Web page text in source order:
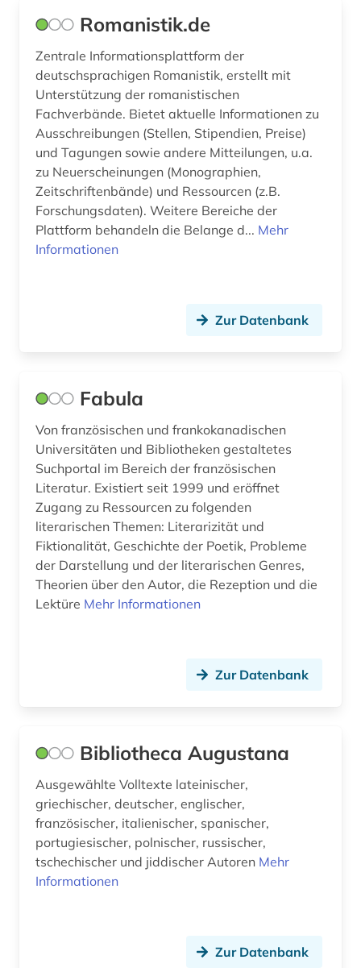
Romanistik.de
Zentrale Informationsplattform der
deutschsprachigen Romanistik, erstellt mit
Unterstützung der romanistischen
Fachverbände. Bietet aktuelle Informationen zu
Ausschreibungen (Stellen, Stipendien, Preise)
und Tagungen sowie andere Mitteilungen, u.a.
zu Neuerscheinungen (Monographien,
Zeitschriftenbände) und Ressourcen (z.B.
Forschungsdaten). Weitere Bereiche der
Plattform behandeln die Belange d... Mehr
Informationen
Zur Datenbank
Fabula
Von französischen und frankokanadischen
Universitäten und Bibliotheken gestaltetes
Suchportal im Bereich der französischen
Literatur. Existiert seit 1999 und eröffnet
Zugang zu Ressourcen zu folgenden
literarischen Themen: Literarizität und
Fiktionalität, Geschichte der Poetik, Probleme
der Darstellung und der literarischen Genres,
Theorien über den Autor, die Rezeption und die
Lektüre Mehr Informationen
Zur Datenbank
Bibliotheca Augustana
Ausgewählte Volltexte lateinischer,
griechischer, deutscher, englischer,
französischer, italienischer, spanischer,
portugiesischer, polnischer, russischer,
tschechischer und jiddischer Autoren Mehr
Informationen
Zur Datenbank